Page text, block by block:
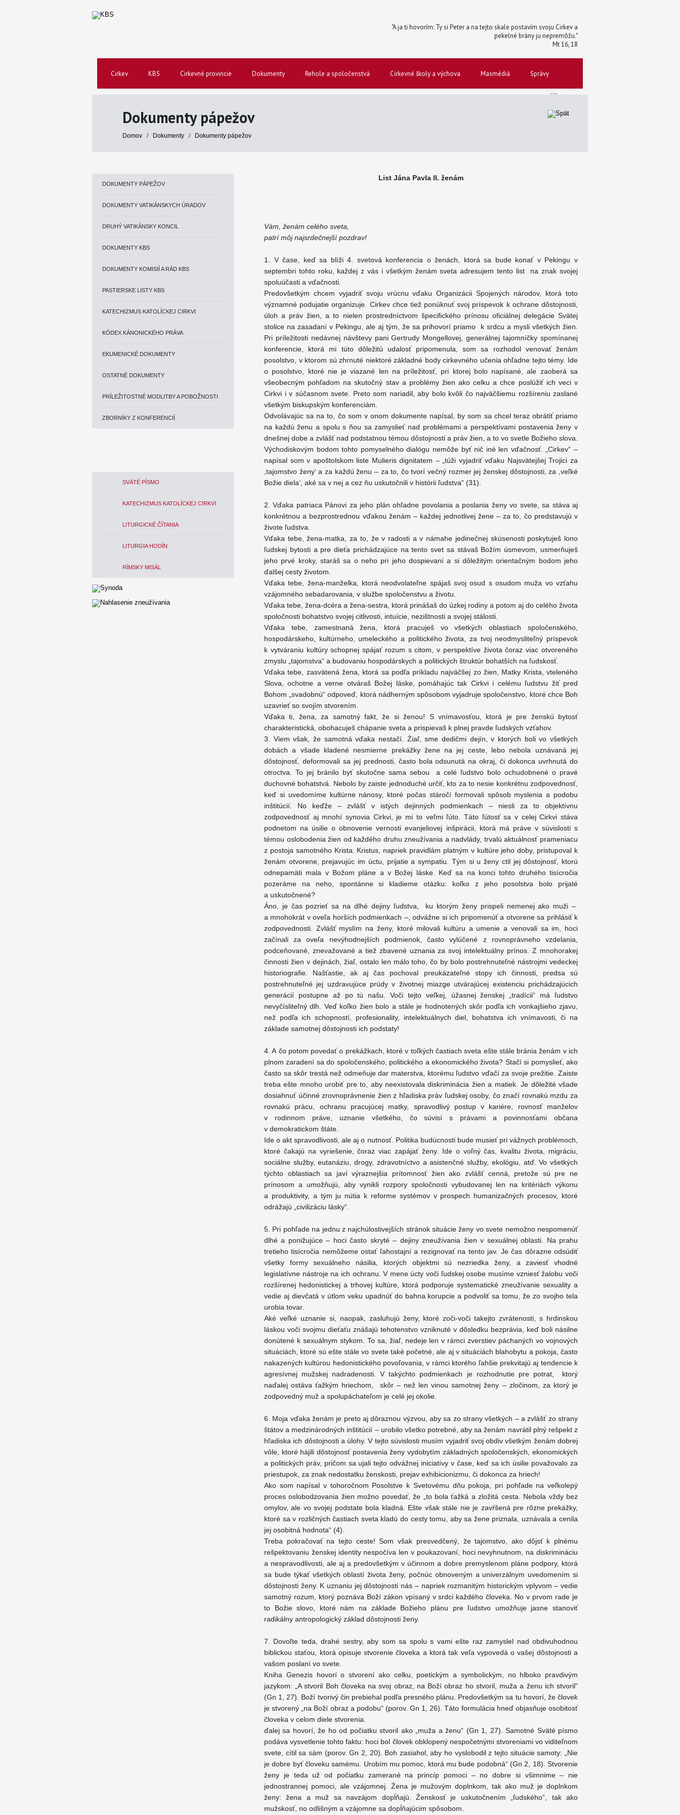
"A ja ti hovorím: Ty si Peter a na tejto skale postavím svoju Cirkev a
pekelné brány ju nepremôžu."
Mt 16, 18
Cirkev KBS Cirkevné provincie Dokumenty Rehole a spoločenstvá Cirkevné školy a výchova Masmédiá Správy
Dokumenty pápežov
Domov / Dokumenty / Dokumenty pápežov
DOKUMENTY PÁPEŽOV
DOKUMENTY VATIKÁNSKYCH ÚRADOV
DRUHÝ VATIKÁNSKY KONCIL
DOKUMENTY KBS
DOKUMENTY KOMISIÍ A RÁD KBS
PASTIERSKE LISTY KBS
KATECHIZMUS KATOLÍCKEJ CIRKVI
KÓDEX KÁNONICKÉHO PRÁVA
EKUMENICKÉ DOKUMENTY
OSTATNÉ DOKUMENTY
PRÍLEŽITOSTNÉ MODLITBY A POBOŽNOSTI
ZBORNÍKY Z KONFERENCIÍ
SVÄTÉ PÍSMO
KATECHIZMUS KATOLÍCKEJ CIRKVI
LITURGICKÉ ČÍTANIA
LITURGIA HODÍN
RÍMSKY MISÁL
List Jána Pavla II. ženám
Vám, ženám celého sveta,
patrí môj najsrdečnejší pozdrav!
1. V čase, keď sa blíži 4. svetová konferencia o ženách, ktorá sa bude konať v Pekingu v
septembri tohto roku, každej z vás i všetkým ženám sveta adresujem tento list na znak svojej
spoluúčasti a vďačnosti.
Predovšetkým chcem vyjadriť svoju vrúcnu vďaku Organizácii Spojených národov, ktorá toto
významné podujatie organizuje. Cirkev chce tiež ponúknuť svoj príspevok k ochrane dôstojnosti,
úloh a práv žien, a to nielen prostredníctvom špecifického prínosu oficiálnej delegácie Svätej
stolice na zasadaní v Pekingu, ale aj tým, že sa prihovorí priamo k srdcu a mysli všetkých žien.
Pri príležitosti nedávnej návštevy pani Gertrudy Mongellovej, generálnej tajomníčky spomínanej
konferencie, ktorá mi túto dôležitú udalosť pripomenula, som sa rozhodol venovať ženám
posolstvo, v ktorom sú zhrnuté niektoré základné body cirkevného učenia ohľadne tejto témy. Ide
o posolstvo, ktoré nie je viazané len na príležitosť, pri ktorej bolo napísané, ale zaoberá sa
všeobecným pohľadom na skutočný stav a problémy žien ako celku a chce poslúžiť ich veci v
Cirkvi i v súčasnom svete. Preto som nariadil, aby bolo kvôli čo najväčšiemu rozšíreniu zaslané
všetkým biskupským konferenciám.
Odvolávajúc sa na to, čo som v onom dokumente napísal, by som sa chcel teraz obrátiť priamo
na každú ženu a spolu s ňou sa zamyslieť nad problémami a perspektívami postavenia ženy v
dnešnej dobe a zvlášť nad podstatnou témou dôstojnosti a práv žien, a to vo svetle Božieho slova.
Východiskovým bodom tohto pomyselného dialógu nemôže byť nič iné len vďačnosť. „Cirkev“ –
napísal som v apoštolskom liste Mulieris dignitatem – „túži vyjadriť vďaku Najsvätejšej Trojici za
,tajomstvo ženy‘ a za každú ženu – za to, čo tvorí večný rozmer jej ženskej dôstojnosti, za ,veľké
Božie diela‘, aké sa v nej a cez ňu uskutočnili v histórii ľudstva“ (31).
2. Vďaka patriaca Pánovi za jeho plán ohľadne povolania a poslania ženy vo svete, sa stáva aj
konkrétnou a bezprostrednou vďakou ženám – každej jednotlivej žene – za to, čo predstavujú v
živote ľudstva.
Vďaka tebe, žena-matka, za to, že v radosti a v námahe jedinečnej skúsenosti poskytuješ lono
ľudskej bytosti a pre dieťa prichádzajúce na tento svet sa stávaš Božím úsmevom, usmerňuješ
jeho prvé kroky, staráš sa o neho pri jeho dospievaní a si dôležitým orientačným bodom jeho
ďalšej cesty životom.
Vďaka tebe, žena-manželka, ktorá neodvolateľne spájaš svoj osud s osudom muža vo vzťahu
vzájomného sebadarovania, v službe spoločenstvu a životu.
Vďaka tebe, žena-dcéra a žena-sestra, ktorá prinášaš do úzkej rodiny a potom aj do celého života
spoločnosti bohatstvo svojej citlivosti, intuície, nezištnosti a svojej stálosti.
Vďaka tebe, zamestnaná žena, ktorá pracuješ vo všetkých oblastiach spoločenského,
hospodárskeho, kultúrneho, umeleckého a politického života, za tvoj neodmysliteľný príspevok
k vytváraniu kultúry schopnej spájať rozum s citom, v perspektíve života čoraz viac otvoreného
zmyslu „tajomstva“ a budovaniu hospodárskych a politických štruktúr bohatších na ľudskosť.
Vďaka tebe, zasvätená žena, ktorá sa podľa príkladu najväčšej zo žien, Matky Krista, vteleného
Slova, ochotne a verne otváraš Božej láske, pomáhajúc tak Cirkvi i celému ľudstvu žiť pred
Bohom „svadobnú“ odpoveď, ktorá nádherným spôsobom vyjadruje spoločenstvo, ktoré chce Boh
uzavrieť so svojím stvorením.
Vďaka ti, žena, za samotný fakt, že si ženou! S vnímavosťou, ktorá je pre ženskú bytosť
charakteristická, obohacuješ chápanie sveta a prispievaš k plnej pravde ľudských vzťahov.
3. Viem však, že samotná vďaka nestačí. Źiaľ, sme dedičmi dejín, v ktorých boli vo všetkých
dobách a všade kladené nesmierne prekážky žene na jej ceste, lebo nebola uznávaná jej
dôstojnosť, deformovali sa jej prednosti, často bola odsunutá na okraj, či dokonca uvrhnutá do
otroctva. To jej bránilo byť skutočne sama sebou a celé ľudstvo bolo ochudobnené o pravé
duchovné bohatstvá. Nebolo by zaiste jednoduché určiť, kto za to nesie konkrétnu zodpovednosť,
keď si uvedomíme kultúrne nánosy, ktoré počas stáročí formovali spôsob myslenia a podobu
inštitúcií. No keďže – zvlášť v istých dejinných podmienkach – niesli za to objektívnu
zodpovednosť aj mnohí synovia Cirkvi, je mi to veľmi ľúto. Táto ľútosť sa v celej Cirkvi stáva
podnetom na úsilie o obnovenie vernosti evanjeliovej inšpirácii, ktorá má práve v súvislosti s
témou oslobodenia žien od každého druhu zneužívania a nadvlády, trvalú aktuálnosť prameniacu
z postoja samotného Krista. Kristus, napriek pravidlám platným v kultúre jeho doby, pristupoval k
ženám otvorene, prejavujúc im úctu, prijatie a sympatiu. Tým si u ženy ctil jej dôstojnosť, ktorú
odnepamäti mala v Božom pláne a v Božej láske. Keď sa na konci tohto druhého tisícročia
pozeráme na neho, spontánne si kladieme otázku: koľko z jeho posolstva bolo prijaté
a uskutočnené?
Áno, je čas pozrieť sa na dlhé dejiny ľudstva, ku ktorým ženy prispeli nemenej ako muži –
a mnohokrát v oveľa horších podmienkach –, odvážne si ich pripomenúť a otvorene sa prihlásiť k
zodpovednosti. Zvlášť myslím na ženy, ktoré milovali kultúru a umenie a venovali sa im, hoci
začínali za oveľa nevýhodnejších podmienok, často vylúčené z rovnoprávneho vzdelania,
podceňované, znevažované a tiež zbavené uznania za svoj intelektuálny prínos. Z mnohorakej
činnosti žien v dejinách, žiaľ, ostalo len málo toho, čo by bolo postrehnuteľné nástrojmi vedeckej
historiografie. Našťastie, ak aj čas pochoval preukázateľné stopy ich činnosti, predsa sú
postrehnuteľné jej uzdravujúce prúdy v životnej miazge utvárajúcej existenciu prichádzajúcich
generácií postupne až po tú našu. Voči tejto veľkej, úžasnej ženskej „tradícii“ má ľudstvo
nevyčísliteľný dlh. Veď koľko žien bolo a stále je hodnotených skôr podľa ich vonkajšieho zjavu,
než podľa ich schopností, profesionality, intelektuálnych diel, bohatstva ich vnímavosti, či na
základe samotnej dôstojnosti ich podstaty!
4. A čo potom povedať o prekážkach, ktoré v toľkých častiach sveta ešte stále bránia ženám v ich
plnom zaradení sa do spoločenského, politického a ekonomického života? Stačí si pomyslieť, ako
často sa skôr trestá než odmeňuje dar materstva, ktorému ľudstvo vďačí za svoje prežitie. Zaiste
treba ešte mnoho urobiť pre to, aby neexistovala diskriminácia žien a matiek. Je dôležité všade
dosiahnuť účinné zrovnoprávnenie žien z hľadiska práv ľudskej osoby, čo značí rovnakú mzdu za
rovnakú prácu, ochranu pracujúcej matky, spravodlivý postup v kariére, rovnosť manželov
v rodinnom práve, uznanie všetkého, čo súvisí s právami a povinnosťami občana
v demokratickom štáte.
Ide o akt spravodlivosti, ale aj o nutnosť. Politika budúcnosti bude musieť pri vážnych problémoch,
ktoré čakajú na vyriešenie, čoraz viac zapájať ženy. Ide o voľný čas, kvalitu života, migráciu,
sociálne služby, eutanáziu, drogy, zdravotníctvo a asistenčné služby, ekológiu, atď. Vo všetkých
týchto oblastiach sa javí výraznejšia prítomnosť žien ako zvlášť cenná, pretože sú pre ne
prínosom a umožňujú, aby vynikli rozpory spoločnosti vybudovanej len na kritériách výkonu
a produktivity, a tým ju nútia k reforme systémov v prospech humanizačných procesov, ktoré
odrážajú „civilizáciu lásky“.
5. Pri pohľade na jednu z najchúlostivejších stránok situácie ženy vo svete nemožno nespomenúť
dlhé a ponižujúce – hoci často skryté – dejiny zneužívania žien v sexuálnej oblasti. Na prahu
tretieho tisícročia nemôžeme ostať ľahostajní a rezignovať na tento jav. Je čas dôrazne odsúdiť
všetky formy sexuálneho násilia, ktorých objektmi sú nezriedka ženy, a zaviesť vhodné
legislatívne nástroje na ich ochranu. V mene úcty voči ľudskej osobe musíme vzniesť žalobu voči
rozšírenej hedonistickej a trhovej kultúre, ktorá podporuje systematické zneužívanie sexuality a
vedie aj dievčatá v útlom veku upadnúť do bahna korupcie a podvoliť sa tomu, že zo svojho tela
urobia tovar.
Aké veľké uznanie si, naopak, zasluhujú ženy, ktoré zoči-voči takejto zvrátenosti, s hrdinskou
láskou voči svojmu dieťaťu znášajú tehotenstvo vzniknuté v dôsledku bezprávia, keď boli násilne
donútené k sexuálnym stykom. To sa, žiaľ, nedeje len v rámci zverstiev páchaných vo vojnových
situáciách, ktoré sú ešte stále vo svete také početné, ale aj v situáciách blahobytu a pokoja, často
nakazených kultúrou hedonistického povoľovania, v rámci ktorého ľahšie prekvitajú aj tendencie k
agresívnej mužskej nadradenosti. V takýchto podmienkach je rozhodnutie pre potrat, ktorý
naďalej ostáva ťažkým hriechom, skôr – než len vinou samotnej ženy – zločinom, za ktorý je
zodpovedný muž a spolupáchateľom je celé jej okolie.
6. Moja vďaka ženám je preto aj dôraznou výzvou, aby sa zo strany všetkých – a zvlášť zo strany
štátov a medzinárodných inštitúcií – urobilo všetko potrebné, aby sa ženám navrátil plný rešpekt z
hľadiska ich dôstojnosti a úlohy. V tejto súvislosti musím vyjadriť svoj obdiv všetkým ženám dobrej
vôle, ktoré hájili dôstojnosť postavenia ženy vydobytím základných spoločenských, ekonomických
a politických práv, pričom sa ujali tejto odvážnej iniciatívy v čase, keď sa ich úsilie považovalo za
priestupok, za znak nedostatku ženskosti, prejav exhibicionizmu, či dokonca za hriech!
Ako som napísal v tohoročnom Posolstve k Svetovému dňu pokoja, pri pohľade na veľkolepý
proces oslobodzovania žien možno povedať, že „to bola ťažká a zložitá cesta. Nebola vždy bez
omylov, ale vo svojej podstate bola kladná. Ešte však stále nie je zavŕšená pre rôzne prekážky,
ktoré sa v rozličných častiach sveta kladú do cesty tomu, aby sa žene priznala, uznávala a cenila
jej osobitná hodnota“ (4).
Treba pokračovať na tejto ceste! Som však presvedčený, že tajomstvo, ako dôjsť k plnému
rešpektovaniu ženskej identity nespočíva len v poukazovaní, hoci nevyhnutnom, na diskrimináciu
a nespravodlivosti, ale aj a predovšetkým v účinnom a dobre premyslenom pláne podpory, ktorá
sa bude týkať všetkých oblastí života ženy, počnúc obnoveným a univerzálnym uvedomením si
dôstojnosti ženy. K uznaniu jej dôstojnosti nás – napriek rozmanitým historickým vplyvom – vedie
samotný rozum, ktorý poznáva Boží zákon vpísaný v srdci každého človeka. No v prvom rade je
to Božie slovo, ktoré nám na základe Božieho plánu pre ľudstvo umožňuje jasne stanoviť
radikálny antropologický základ dôstojnosti ženy.
7. Dovoľte teda, drahé sestry, aby som sa spolu s vami ešte raz zamyslel nad obdivuhodnou
biblickou staťou, ktorá opisuje stvorenie človeka a ktorá tak veľa vypovedá o vašej dôstojnosti a
vašom poslaní vo svete.
Kniha Genezis hovorí o stvorení ako celku, poetickým a symbolickým, no hlboko pravdivým
jazykom: „A stvoril Boh človeka na svoj obraz, na Boží obraz ho stvoril, muža a ženu ich stvoril“
(Gn 1, 27). Boží tvorivý čin prebiehal podľa presného plánu. Predovšetkým sa tu hovorí, že človek
je stvorený „na Boží obraz a podobu“ (porov. Gn 1, 26). Táto formulácia hneď objasňuje osobitosť
človeka v celom diele stvorenia.
ďalej sa hovorí, že ho od počiatku stvoril ako „muža a ženu“ (Gn 1, 27). Samotné Sväté písmo
podáva vysvetlenie tohto faktu: hoci bol človek obklopený nespočetnými stvoreniami vo viditeľnom
svete, cítil sa sám (porov. Gn 2, 20). Boh zasiahol, aby ho vyslobodil z tejto situácie samoty: „Nie
je dobre byť človeku samému. Urobím mu pomoc, ktorá mu bude podobná“ (Gn 2, 18). Stvorenie
ženy je teda už od počiatku zamerané na princíp pomoci – no dobre si všimnime – nie
jednostrannej pomoci, ale vzájomnej. Źena je mužovým doplnkom, tak ako muž je doplnkom
ženy: žena a muž sa navzájom dopĺňajú. Źenskosť je uskutočnením „ľudského“, tak ako
mužskosť, no odlišným a vzájomne sa dopĺňajúcim spôsobom.